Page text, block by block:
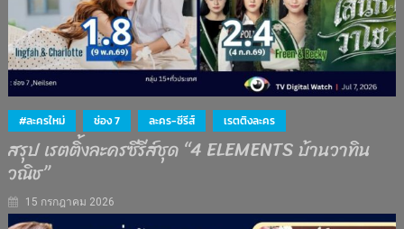
#ละครใหม่ ช่อง 7 ละคร-ซีรีส์ เรตติงละคร
สรุป เรตติ้งละครซีรีส์ชุด “4 ELEMENTS บ้านวาทิน
วณิช”
15 กรกฎาคม 2026